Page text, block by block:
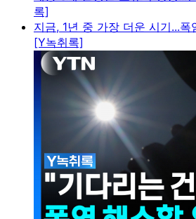
록]
지금, 1년 중 가장 더운 시기...
[Y녹취록]